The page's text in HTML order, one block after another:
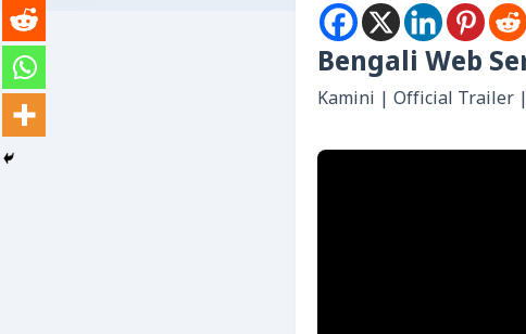
Bengali Web
Kamini | Official Trailer